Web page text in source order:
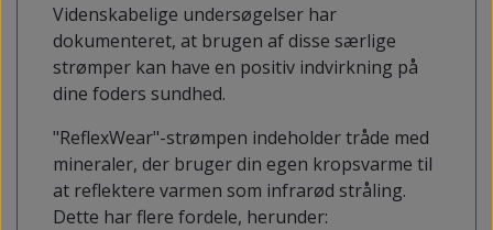
Videnskabelige undersøgelser har
dokumenteret, at brugen af disse særlige
strømper kan have en positiv indvirkning på
dine foders sundhed.
"ReflexWear"-strømpen indeholder tråde med
mineraler, der bruger din egen kropsvarme til
at reflektere varmen som infrarød stråling.
Dette har flere fordele, herunder: